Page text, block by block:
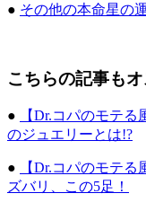
● その他の本命星の
こちらの記事も
●
【Dr.コパのモテる
のジュエリーとは!?
●
【Dr.コパのモテ
ズバリ、この5足！